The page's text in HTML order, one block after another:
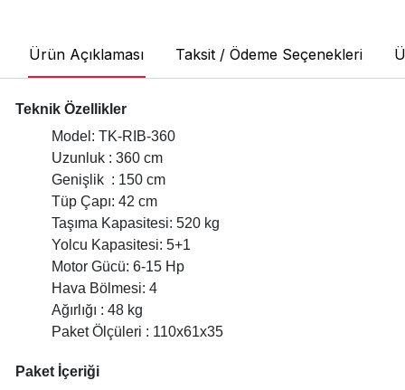
Ürün Açıklaması Taksit / Ödeme Seçenekleri
Teknik Özellikler
Model: TK-RIB-360
Uzunluk : 360 cm
Genişlik : 150 cm
Tüp Çapı: 42 cm
Taşıma Kapasitesi: 520 kg
Yolcu Kapasitesi: 5+1
Motor Gücü: 6-15 Hp
Hava Bölmesi: 4
Ağırlığı : 48 kg
Paket Ölçüleri : 110x61x35
Paket İçeriği